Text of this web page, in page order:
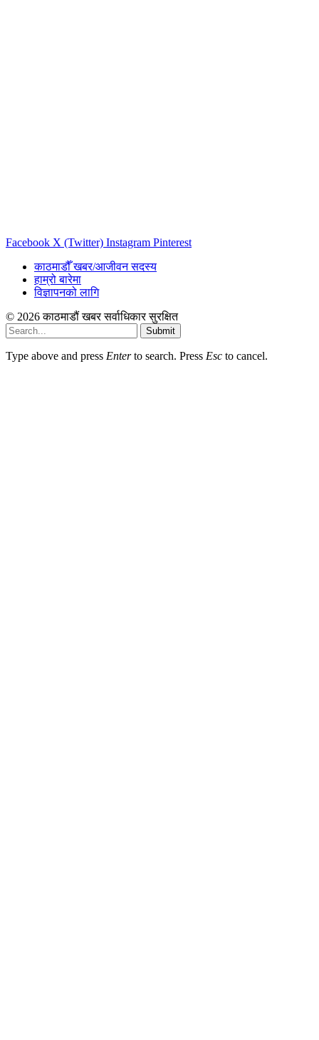
Facebook X (Twitter) Instagram Pinterest
काठमाडौँ खबर/आजीवन सदस्य
हाम्रो बारेमा
विज्ञापनको लागि
© 2026 काठमाडौं खबर सर्वाधिकार सुरक्षित
Submit
Type above and press Enterto search. Press Esc to cancel.